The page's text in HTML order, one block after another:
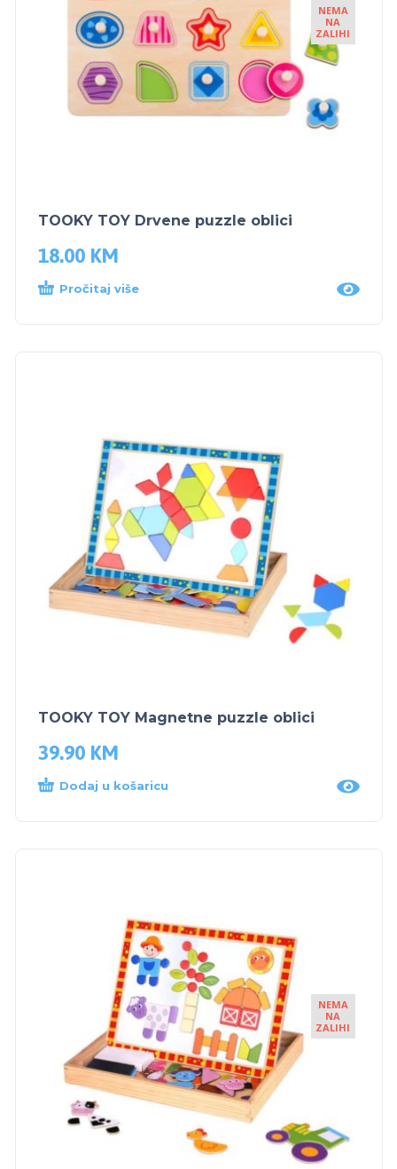
NEMA
NA
ZALIHI
TOOKY TOY Drvene puzzle oblici
18.00 KM
Pročitaj više
TOOKY TOY Magnetne puzzle oblici
39.90 KM
Dodaj u košaricu
NEMA
NA
ZALIHI